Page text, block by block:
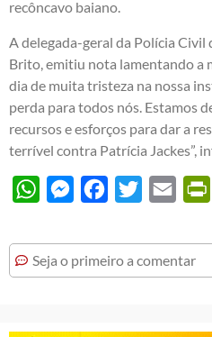
recôncavo baiano.
A delegada-geral da Polícia Civil
Brito, emitiu nota lamentando a
dia de muita tristeza na nossa
perda para todos nós. Estamos
recursos e esforços para dar a
terrível contra Patrícia Jackes”,
WhatsAppMessengerFacebook
Twitter Email
Seja o primeiro a comentar